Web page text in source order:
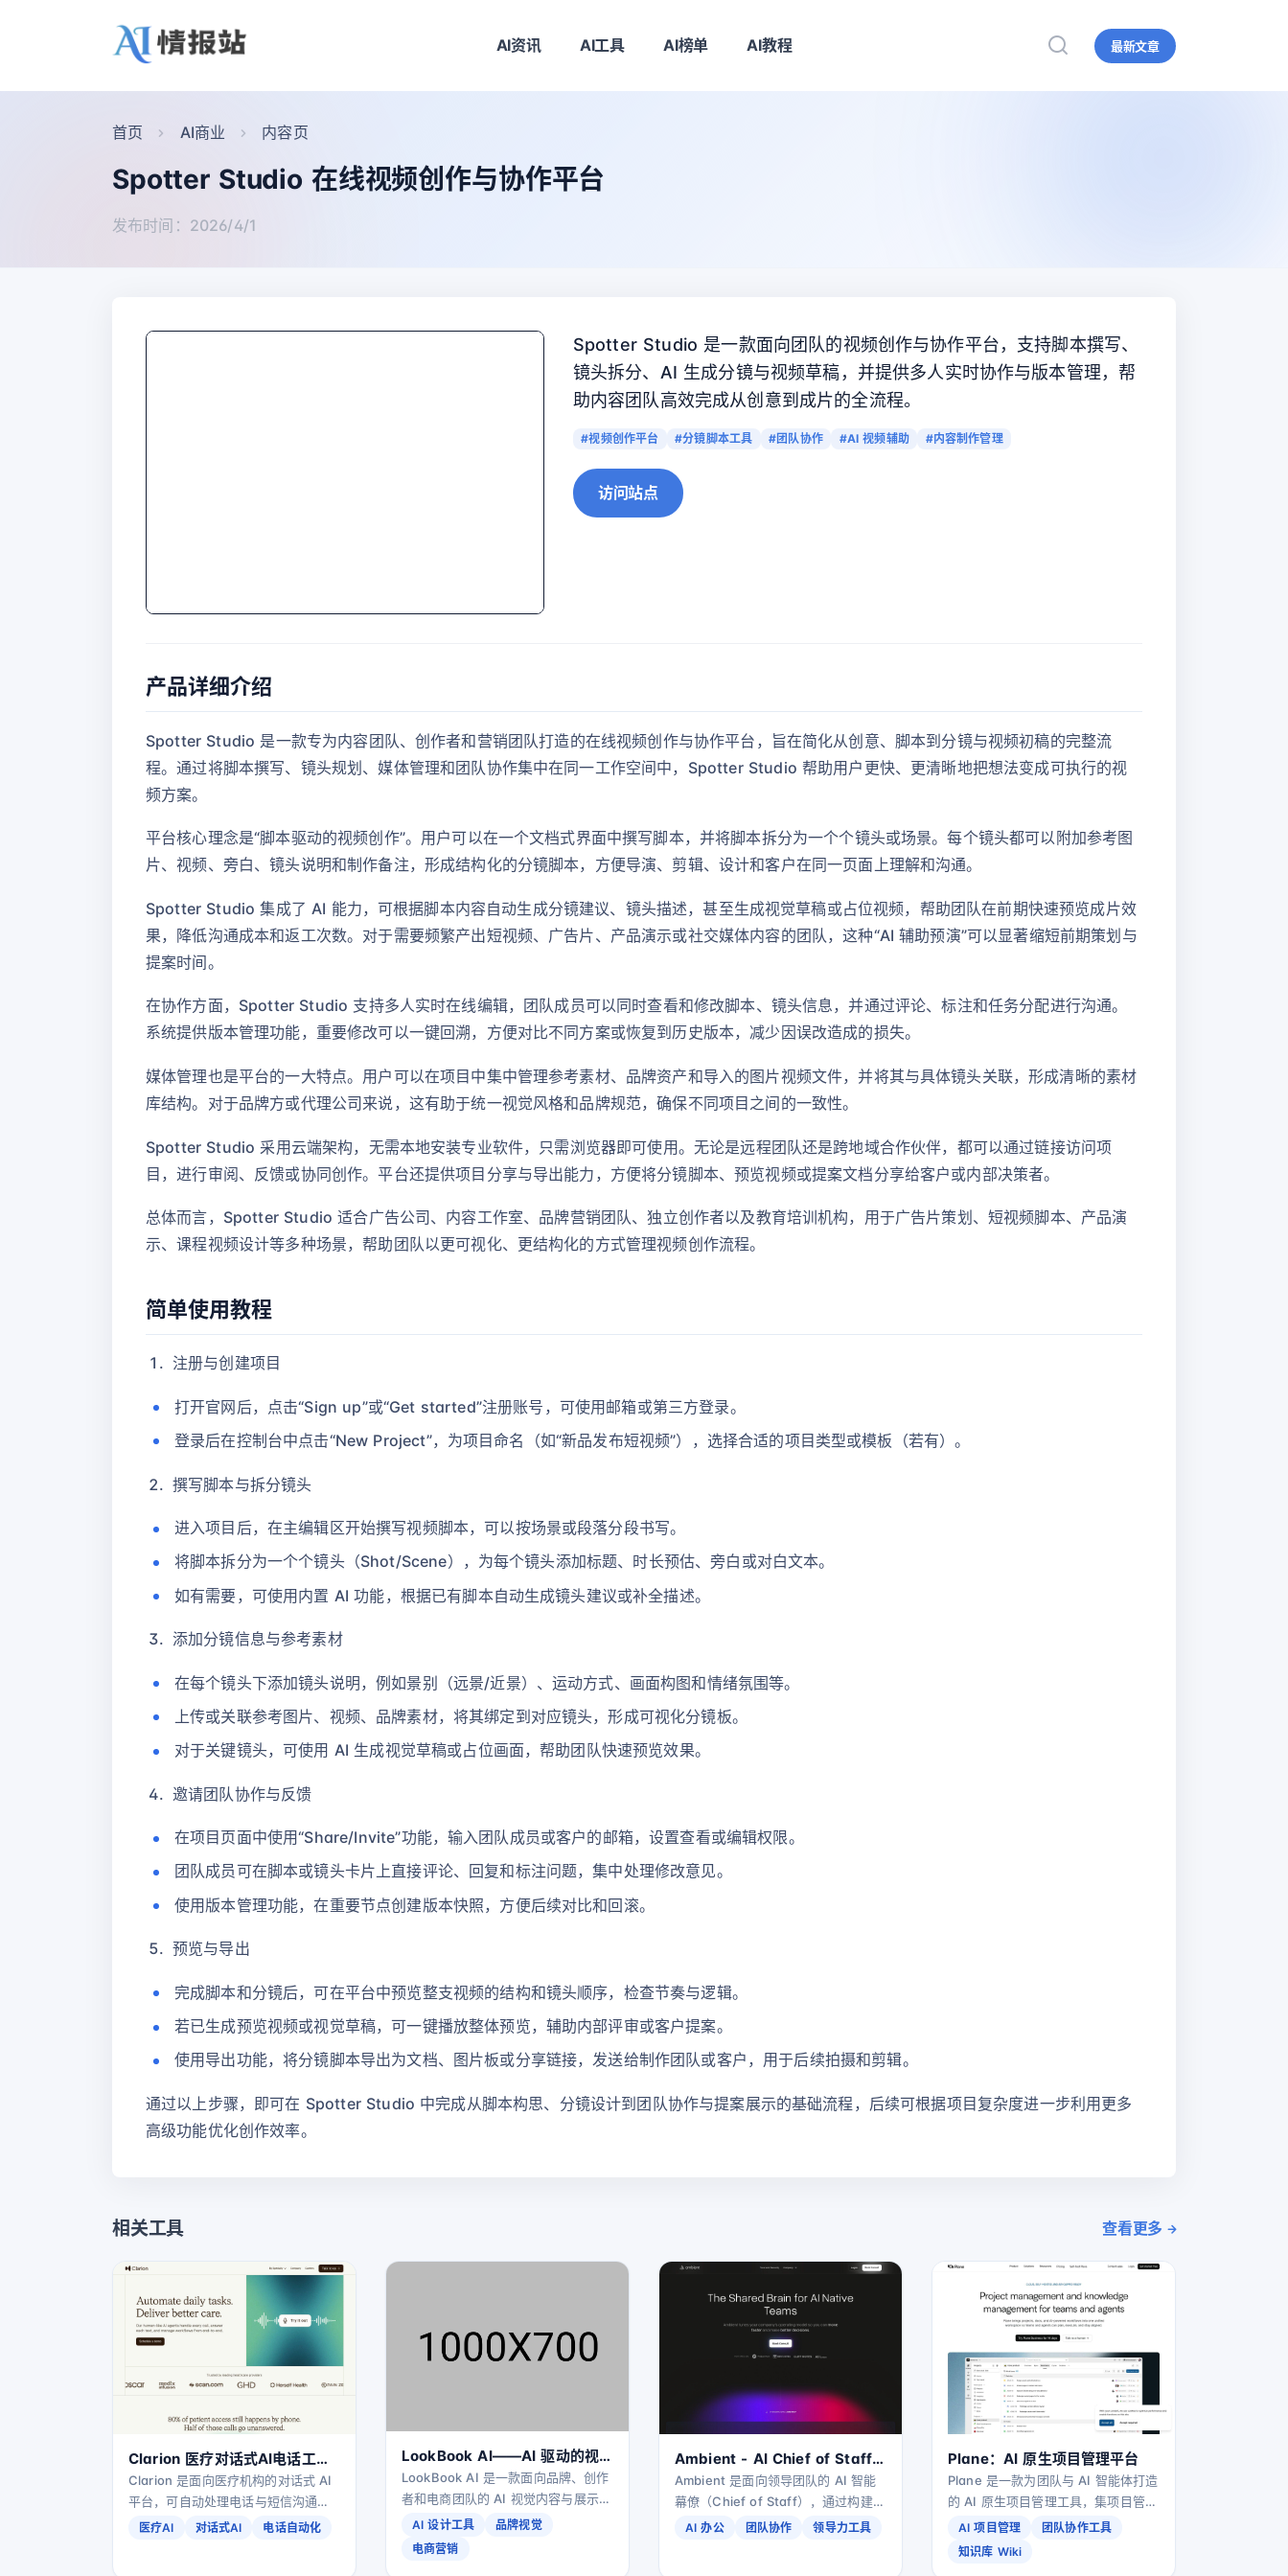
AI资讯 AI工具 AI榜单 AI教程 最新文章
首页 AI商业 内容页
Spotter Studio 在线视频创作与协作平台
发布时间：2026/4/1
Spotter Studio 是一款面向团队的视频创作与协作平台，支持脚本撰写、
镜头拆分、AI 生成分镜与视频草稿，并提供多人实时协作与版本管理，帮
助内容团队高效完成从创意到成片的全流程。
#视频创作平台 #分镜脚本工具 #团队协作 #AI 视频辅助 #内容制作管理
访问站点
产品详细介绍
Spotter Studio 是一款专为内容团队、创作者和营销团队打造的在线视频创作与协作平台，旨在简化从创意、脚本到分镜与视频初稿的完整流
程。通过将脚本撰写、镜头规划、媒体管理和团队协作集中在同一工作空间中，Spotter Studio 帮助用户更快、更清晰地把想法变成可执行的视
频方案。
平台核心理念是“脚本驱动的视频创作”。用户可以在一个文档式界面中撰写脚本，并将脚本拆分为一个个镜头或场景。每个镜头都可以附加参考图
片、视频、旁白、镜头说明和制作备注，形成结构化的分镜脚本，方便导演、剪辑、设计和客户在同一页面上理解和沟通。
Spotter Studio 集成了 AI 能力，可根据脚本内容自动生成分镜建议、镜头描述，甚至生成视觉草稿或占位视频，帮助团队在前期快速预览成片效
果，降低沟通成本和返工次数。对于需要频繁产出短视频、广告片、产品演示或社交媒体内容的团队，这种“AI 辅助预演”可以显著缩短前期策划与
提案时间。
在协作方面，Spotter Studio 支持多人实时在线编辑，团队成员可以同时查看和修改脚本、镜头信息，并通过评论、标注和任务分配进行沟通。
系统提供版本管理功能，重要修改可以一键回溯，方便对比不同方案或恢复到历史版本，减少因误改造成的损失。
媒体管理也是平台的一大特点。用户可以在项目中集中管理参考素材、品牌资产和导入的图片视频文件，并将其与具体镜头关联，形成清晰的素材
库结构。对于品牌方或代理公司来说，这有助于统一视觉风格和品牌规范，确保不同项目之间的一致性。
Spotter Studio 采用云端架构，无需本地安装专业软件，只需浏览器即可使用。无论是远程团队还是跨地域合作伙伴，都可以通过链接访问项
目，进行审阅、反馈或协同创作。平台还提供项目分享与导出能力，方便将分镜脚本、预览视频或提案文档分享给客户或内部决策者。
总体而言，Spotter Studio 适合广告公司、内容工作室、品牌营销团队、独立创作者以及教育培训机构，用于广告片策划、短视频脚本、产品演
示、课程视频设计等多种场景，帮助团队以更可视化、更结构化的方式管理视频创作流程。
简单使用教程
注册与创建项目
打开官网后，点击“Sign up”或“Get started”注册账号，可使用邮箱或第三方登录。
登录后在控制台中点击“New Project”，为项目命名（如“新品发布短视频”），选择合适的项目类型或模板（若有）。
撰写脚本与拆分镜头
进入项目后，在主编辑区开始撰写视频脚本，可以按场景或段落分段书写。
将脚本拆分为一个个镜头（Shot/Scene），为每个镜头添加标题、时长预估、旁白或对白文本。
如有需要，可使用内置 AI 功能，根据已有脚本自动生成镜头建议或补全描述。
添加分镜信息与参考素材
在每个镜头下添加镜头说明，例如景别（远景/近景）、运动方式、画面构图和情绪氛围等。
上传或关联参考图片、视频、品牌素材，将其绑定到对应镜头，形成可视化分镜板。
对于关键镜头，可使用 AI 生成视觉草稿或占位画面，帮助团队快速预览效果。
邀请团队协作与反馈
在项目页面中使用“Share/Invite”功能，输入团队成员或客户的邮箱，设置查看或编辑权限。
团队成员可在脚本或镜头卡片上直接评论、回复和标注问题，集中处理修改意见。
使用版本管理功能，在重要节点创建版本快照，方便后续对比和回滚。
预览与导出
完成脚本和分镜后，可在平台中预览整支视频的结构和镜头顺序，检查节奏与逻辑。
若已生成预览视频或视觉草稿，可一键播放整体预览，辅助内部评审或客户提案。
使用导出功能，将分镜脚本导出为文档、图片板或分享链接，发送给制作团队或客户，用于后续拍摄和剪辑。
通过以上步骤，即可在 Spotter Studio 中完成从脚本构思、分镜设计到团队协作与提案展示的基础流程，后续可根据项目复杂度进一步利用更多
高级功能优化创作效率。
相关工具 查看更多
Clarion 医疗对话式AI电话工作
流自动化平台
Clarion 是面向医疗机构的对话式 AI
平台，可自动处理电话与短信沟通，
覆盖预约、排班、支付与随访等全流
医疗AI 对话式AI 电话自动化
LookBook AI——AI 驱动的视
觉内容与品牌展示平台
LookBook AI 是一款面向品牌、创作
者和电商团队的 AI 视觉内容与展示平
台，帮助用户快速生成高质量产品
图、Lookbook、营销素材与品牌页
AI 设计工具
品牌视觉
电商营销
Ambient - AI Chief of Staff
智能幕僚助手
Ambient 是面向领导团队的 AI 智能
幕僚（Chief of Staff），通过构建共
享大脑，帮助团队保持高度对齐、做
AI 办公 团队协作 领导力工具
Plane：AI 原生项目管理平台
Plane 是一款为团队与 AI 智能体打造
的 AI 原生项目管理工具，集项目管
理、任务跟踪、知识库 Wiki 与 AI 助
手于一体，支持云端部署、自建与离
AI 项目管理
团队协作工具
知识库 Wiki